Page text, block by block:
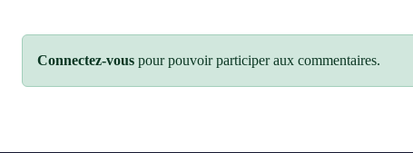
Connectez-vous pour pouvoir participer aux commentaires.